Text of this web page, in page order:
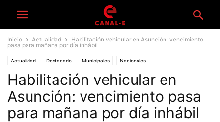
Inicio Actualidad
Habilitación vehicular en Asunción: vencimiento
pasa para mañana por día inhábil
Actualidad Destacado Municipales Nacionales
Habilitación vehicular en
Asunción: vencimiento pasa
para mañana por día inhábil